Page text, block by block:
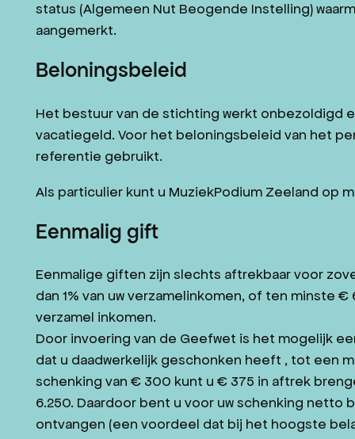
ANBI-STATUS
JAZZ IN ZEELAND
WORD VRIEND
status (Algemeen Nut Beogende Instelling)
aangemerkt.
Beloningsbeleid
Het bestuur van de stichting werkt onbezoldigd
vacatiegeld. Voor het beloningsbeleid van het
referentie gebruikt.
Als particulier kunt u MuziekPodium Zeeland op
Eenmalig gift
Eenmalige giften zijn slechts aftrekbaar voor
dan 1% van uw verzamelinkomen, of ten minste
verzamel inkomen.
Door invoering van de Geefwet is het mogelijk
dat u daadwerkelijk geschonken heeft , tot een
schenking van € 300 kunt u € 375 in aftrek
6.250. Daardoor bent u voor uw schenking netto
ontvangen (een voordeel dat bij het hoogste